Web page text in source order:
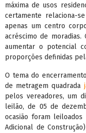
máxima de usos
certamente relaciona-
apenas um centro
acréscimo de
aumentar o potencial
proporções definidas
O tema do
de metragem quadrada
pelos vereadores, um
leilão, de 05 de
ocasião foram leiloados
Adicional de